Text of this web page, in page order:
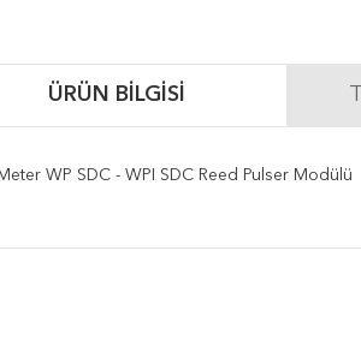
ÜRÜN BILGISI
WP SDC - WPI SDC Reed Pulser Modülü